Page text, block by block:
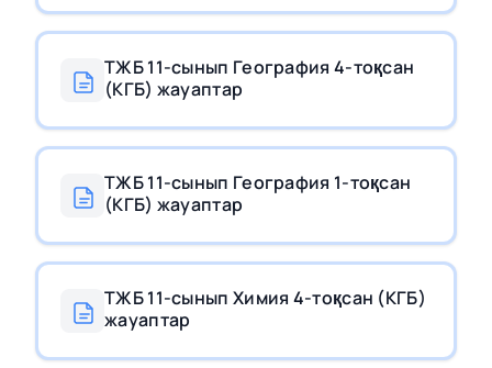
ТЖБ 11-сынып География 4-тоқсан
(КГБ) жауаптар
ТЖБ 11-сынып География 1-тоқсан
(КГБ) жауаптар
ТЖБ 11-сынып Химия 4-тоқсан (КГБ)
жауаптар